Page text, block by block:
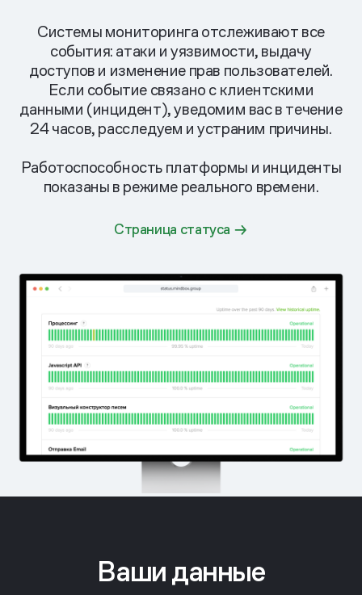
Системы мониторинга отслеживают все
события: атаки и уязвимости, выдачу
доступов и изменение прав пользователей.
Если событие связано с клиентскими
данными (инцидент), уведомим вас в течение
24 часов, расследуем и устраним причины.
Работоспособность платформы и инциденты
показаны в режиме реального времени.
Страница статуса
Ваши данные